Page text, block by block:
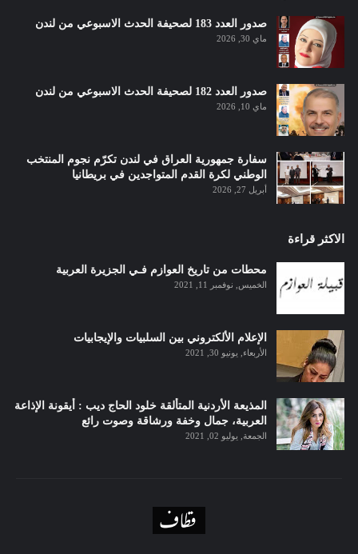
صدور العدد 183 لصحيفة الحدث الاسبوعي من لندن
ماي 30, 2026
صدور العدد 182 لصحيفة الحدث الاسبوعي من لندن
ماي 10, 2026
سفارة جمهورية العراق في لندن تكرّم نجوم المنتخب
الوطني لكرة القدم المتواجدين في بريطانيا
أبريل 27, 2026
الاكثر قراءة
محطات من تاريخ العوازم فـي الجزيرة العربية
الخميس, نوفمبر 11, 2021
الإعلام الألكتروني بين السلبيات والإيجابيات
الأربعاء, يونيو 30, 2021
المذيعة الأردنية المتألقة خلود الحاج ديب : أيقونة الإذاعة
العربية، جمال وخفة ورشاقة وصوت رائع
الجمعة, يوليو 02, 2021